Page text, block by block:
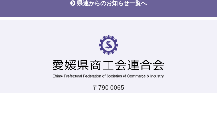
県連からのお知らせ一覧へ
〒790-0065